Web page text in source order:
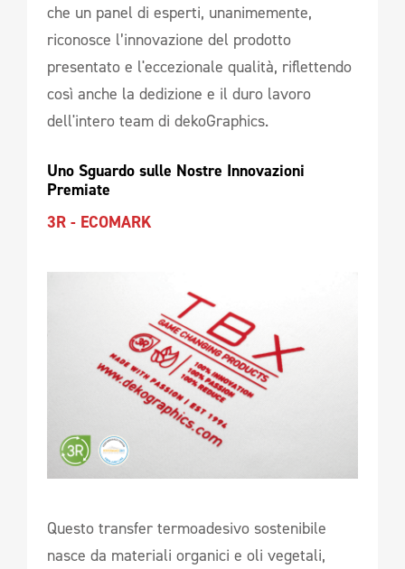
che un panel di esperti, unanimemente,
riconosce l’innovazione del prodotto
presentato e l'eccezionale qualità, riflettendo
così anche la dedizione e il duro lavoro
dell'intero team di dekoGraphics.
Uno Sguardo sulle Nostre Innovazioni
Premiate
3R - ECOMARK
Questo transfer termoadesivo sostenibile
nasce da materiali organici e oli vegetali,